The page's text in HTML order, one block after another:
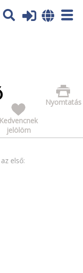
tájékoztatás itt:
Nyomtatás
Kedvencnek
jelölöm
első: